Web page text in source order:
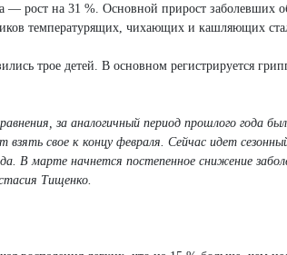
рост на 31 %. Основной прирост заболевших
температурящих, чихающих и кашляющих
трое детей. В основном регистрируется
за аналогичный период прошлого года
свое к концу февраля. Сейчас идет
В марте начнется постепенное снижение
Тищенко.